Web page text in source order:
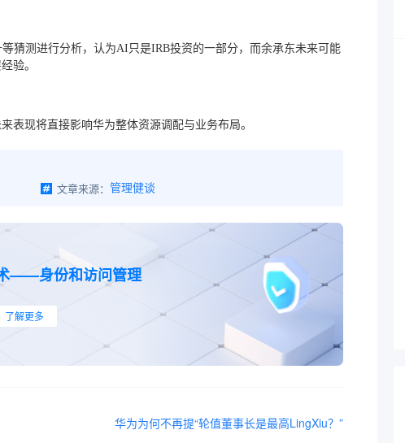
猜测进行分析，认为AI只是IRB投资的一部分，而余承东未来可能
验。
表现将直接影响华为整体资源调配与业务布局。
文章来源： 管理健谈
——身份和访问管理
了解更多
华为为何不再提“轮值董事长是最高LingXiu？”